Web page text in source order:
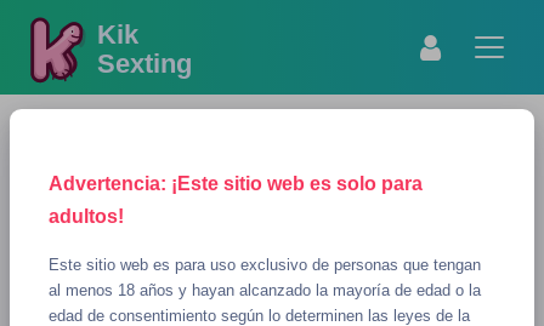
Kik
Sexting
Advertencia: ¡Este sitio web es solo para
adultos!
Este sitio web es para uso exclusivo de personas que tengan
al menos 18 años y hayan alcanzado la mayoría de edad o la
edad de consentimiento según lo determinen las leyes de la